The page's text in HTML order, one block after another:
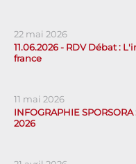
22 mai 2026
11.06.2026 - RDV Débat :
france
11 mai 2026
INFOGRAPHIE
2026